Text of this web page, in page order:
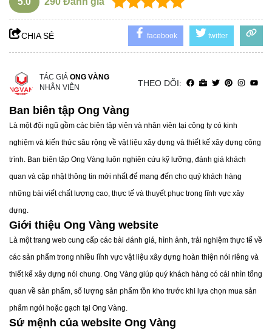
Đồ sắt rèn, gỗ chạm khắc và điểm nhấn kim loại bằng
đồng cũng góp phần tạo nên vẻ đặc trưng của phong cách
Trang trí tường thường bao gồm thảm dệt và sắt rèn, mang
lại cảm giác mộc mạc, thanh lịch.
Phụ kiện trong nội thất Tây Ban Nha rất đơn giản, tập trung
vào những vật dụng có kích thước lớn như bình, lọ, chậu
cây để tạo điểm nhấn.
CHIA SẺ facebook twitter
TÁC GIẢ ONG VÀNG
NHÂN VIÊN
THEO DÕI:
Ban biên tập Ong Vàng
Là một đội ngũ gồm các biên tập viên và nhân viên tại công ty có kinh
nghiệm và kiến thức sâu rộng về vật liệu xây dựng và thiết kế xây dựng công
trình. Ban biên tập Ong Vàng luôn nghiên cứu kỹ lưỡng, đánh giá khách
quan và cập nhật thông tin mới nhất để mang đến cho quý khách hàng
những bài viết chất lượng cao, thực tế và thuyết phục trong lĩnh vực xây
dựng.
Giới thiệu Ong Vàng website
Là một trang web cung cấp các bài đánh giá, hình ảnh, trải nghiệm thực tế về
các sản phẩm trong nhiều lĩnh vực vật liệu xây dựng hoàn thiện nói riêng và
thiết kế xây dựng nói chung. Ong Vàng giúp quý khách hàng có cái nhìn tổng
quan về sản phẩm, số lượng sản phẩm tồn kho trước khi lựa chọn mua sản
phẩm ngói hoặc gạch tại Ong Vàng.
Sứ mệnh của website Ong Vàng